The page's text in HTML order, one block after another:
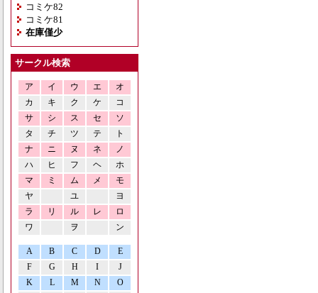
コミケ82
コミケ81
在庫僅少
サークル検索
ア イ ウ エ
オ
カ
キ ク ケ
コ
サ
シ ス セ
ソ
タ
チ ツ テ
ト
ナ
ニ ヌ ネ
ノ
ハ
ヒ フ ヘ
ホ
マ
ミ ム メ
モ
ヤ
ユ
ヨ
ラ
リ ル レ
ロ
ワ
ヲ ン
A B C D
E
F
G H I
J
K
L M N O